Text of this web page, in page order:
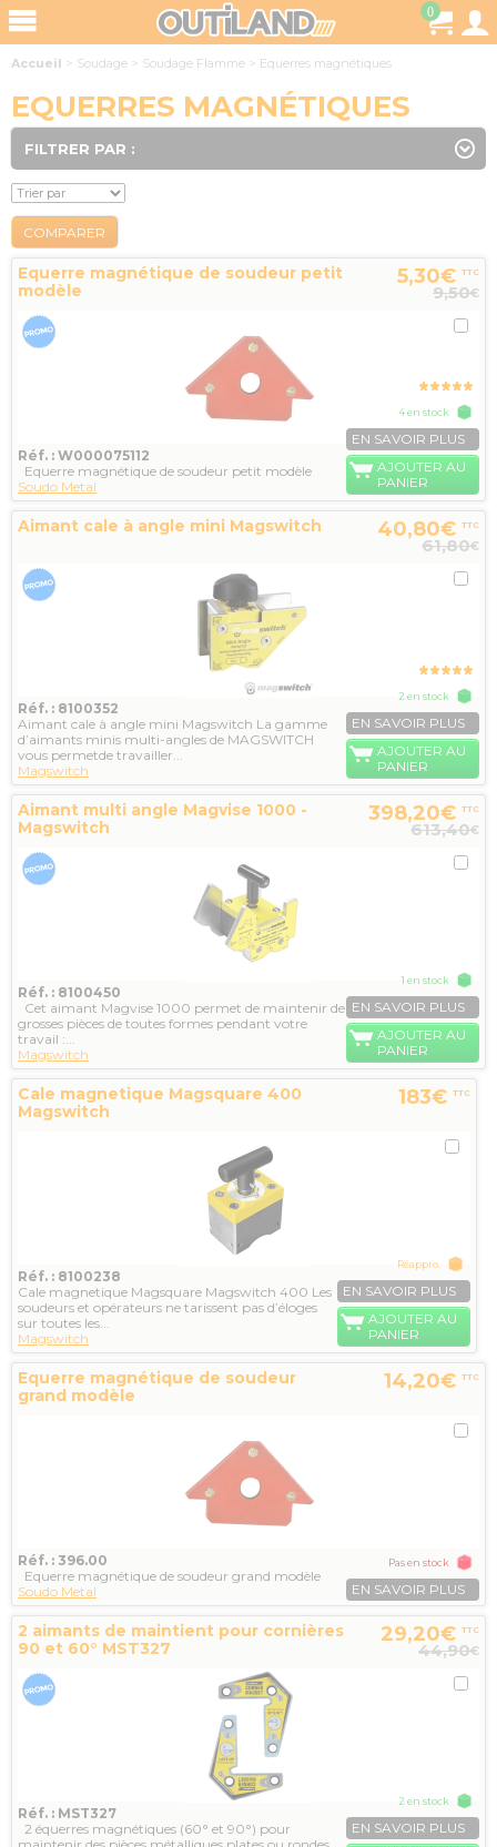
0
Accueil > Soudage > Soudage Flamme > Equerres magnétiques
EQUERRES MAGNÉTIQUES
FILTRER PAR :
COMPARER
Equerre magnétique de soudeur petit
modèle
5,30€ TTC
9,50€
Réf. : W000075112
Equerre magnétique de soudeur petit modèle
Soudo Metal
4 en stock
EN SAVOIR PLUS
AJOUTER AU
PANIER
Aimant cale à angle mini Magswitch 40,80€ TTC
61,80€
Réf. : 8100352
Aimant cale à angle mini Magswitch La gamme
d’aimants minis multi-angles de MAGSWITCH
vous permetde travailler...
Magswitch
2 en stock
EN SAVOIR PLUS
AJOUTER AU
PANIER
Aimant multi angle Magvise 1000 -
Magswitch
398,20€ TTC
613,40€
Réf. : 8100450
Cet aimant Magvise 1000 permet de maintenir de
grosses pièces de toutes formes pendant votre
travail :...
Magswitch
1 en stock
EN SAVOIR PLUS
AJOUTER AU
PANIER
Cale magnetique Magsquare 400
Magswitch
183€ TTC
Réf. : 8100238
Cale magnetique Magsquare Magswitch 400 Les
soudeurs et opérateurs ne tarissent pas d’éloges
sur toutes les...
Magswitch
Réappro.
EN SAVOIR PLUS
AJOUTER AU
PANIER
Equerre magnétique de soudeur
grand modèle
14,20€ TTC
Réf. : 396.00
Equerre magnétique de soudeur grand modèle
Soudo Metal
Pas en stock
EN SAVOIR PLUS
2 aimants de maintient pour cornières
90 et 60° MST327
29,20€ TTC
44,90€
Réf. : MST327
2 équerres magnétiques (60° et 90°) pour
2 en stock
EN SAVOIR PLUS